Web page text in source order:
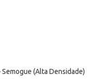
(Alta Densidade)